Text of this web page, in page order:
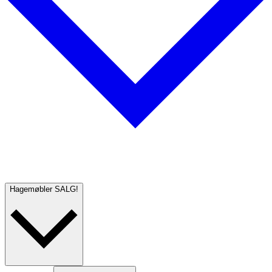
Hagemøbler SALG!